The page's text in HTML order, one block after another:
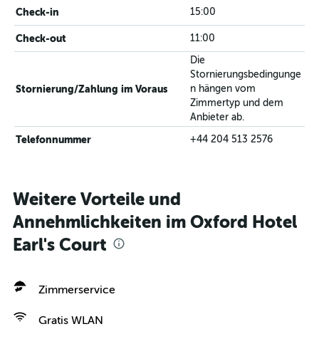
Check-in 15:00
Check-out 11:00
Stornierung/Zahlung im Voraus
Die
Stornierungsbedingunge
n hängen vom
Zimmertyp und dem
Anbieter ab.
Telefonnummer +44 204 513 2576
Weitere Vorteile und
Annehmlichkeiten im Oxford Hotel
Earl's Court
Zimmerservice
Gratis WLAN